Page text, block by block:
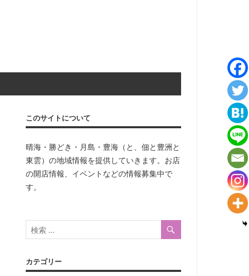
このサイトについて
晴海・勝どき・月島・豊海（と、佃と豊洲と
東雲）の地域情報を提供していきます。お店
の開店情報、イベントなどの情報募集中で
す。
カテゴリー